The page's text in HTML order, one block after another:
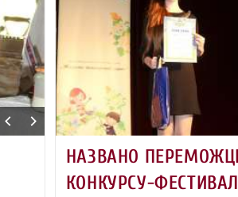
НАЗВАНО
КОНКУРСУ-